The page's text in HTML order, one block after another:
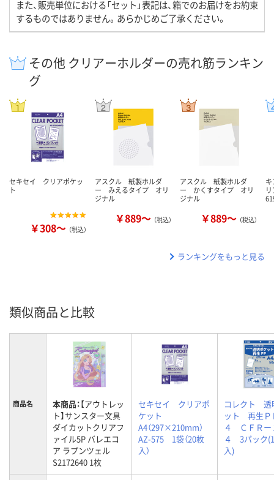
また、販売単位における「セット」表記は、箱でのお届けをお約束
するものではありません。あらかじめご了承ください。
その他 クリアーホルダーの売れ筋ランキン
グ
セキセイ クリアポケッ
ト
￥308～ （税込）
アスクル 紙製ホルダ
ー みえるタイプ オリ
ジナル
￥889～ （税込）
アスクル 紙製ホルダ
ー かくすタイプ オリ
ジナル
￥889～ （税込）
ランキングをもっと見る
類似商品と比較
商品名 本商品：【アウトレッ
ト】サンスター文具
ダイカットクリアフ
ァイル5P バレエコ
ア ラプンツェル
S2172640 1枚
セキセイ クリアポ
ケット
A4（297×210mm）
AZ-575 1袋（20枚
入）
コレクト 透
ット 再生
４ ＣＦＲー
４ 3パック
入)